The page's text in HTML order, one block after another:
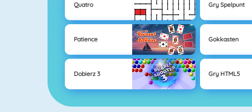
Quatro Gry Spelpunt
Patience Gokkasten
Dobierz 3 Gry HTML5